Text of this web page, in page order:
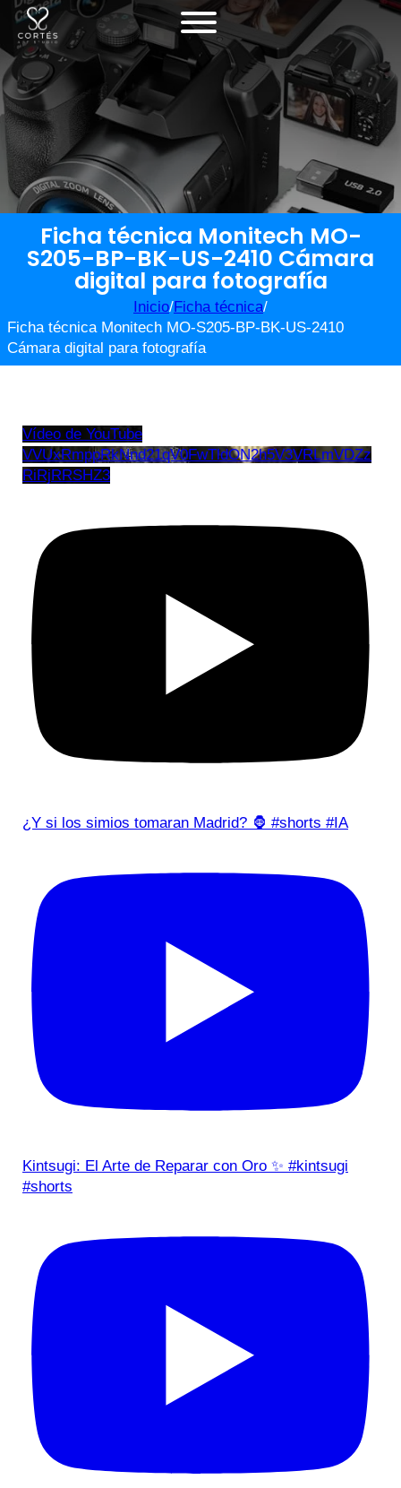
Ficha técnica Monitech MO-
S205-BP-BK-US-2410 Cámara
digital para fotografía
Inicio/Ficha técnica/
Ficha técnica Monitech MO-S205-BP-BK-US-2410
Cámara digital para fotografía
Vídeo de YouTube
VVUxRmppRkNnd21qV0FwTldON2h5V3VRLmVDZz
RiRjRRSHZ3
¿Y si los simios tomaran Madrid? 🦍 #shorts #IA
Kintsugi: El Arte de Reparar con Oro ✨ #kintsugi
#shorts